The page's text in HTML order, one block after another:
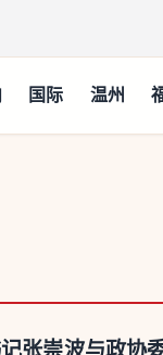
国际 温州